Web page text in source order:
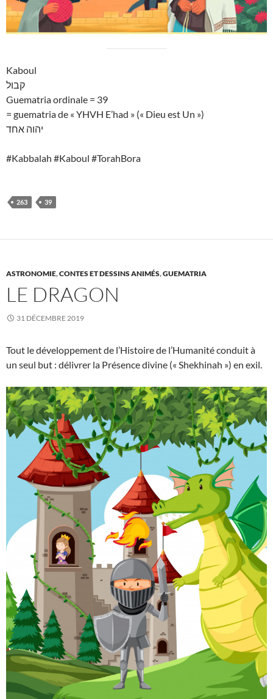
Kaboul
קבול
Guematria ordinale = 39
= guematria de « YHVH E’had » (« Dieu est Un »)
יהוה אחד
#Kabbalah #Kaboul #TorahBora
263 39
ASTRONOMIE,CONTES ET DESSINS ANIMÉS,GUEMATRIA
LE DRAGON
31 DÉCEMBRE 2019
Tout le développement de l’Histoire de l’Humanité conduit à
un seul but : délivrer la Présence divine (« Shekhinah ») en exil.